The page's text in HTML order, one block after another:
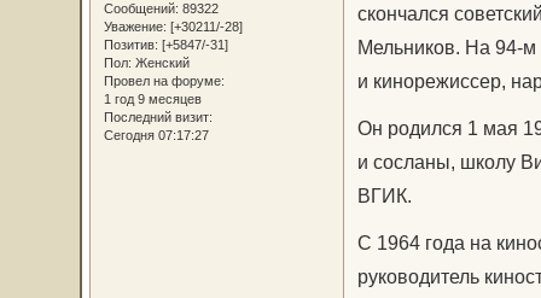
Сообщений: 89322
Уважение: [+30211/-28]
Позитив: [+5847/-31]
Пол: Женский
Провел на форуме:
1 год 9 месяцев
Последний визит:
Сегодня 07:17:27
скончался
Мельников. На 94-м
и кинорежиссер,
Он родился 1 мaя
и сосланы, школу
ВГИК.
С 1964 года на
руководитель